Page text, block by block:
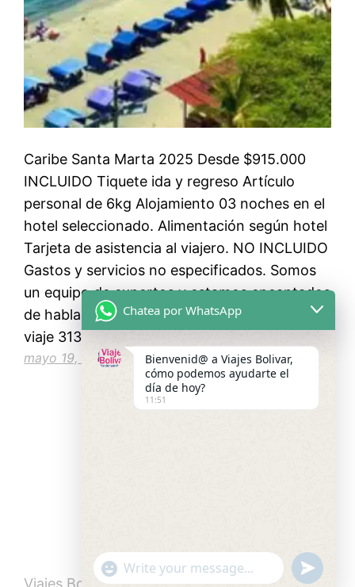
Caribe Santa Marta 2025 Desde $915.000
INCLUIDO Tiquete ida y regreso Artículo
personal de 6kg Alojamiento 03 noches en el
hotel seleccionado. Alimentación según hotel
Tarjeta de asistencia al viajero. NO INCLUIDO
Gastos y servicios no especificados. Somos
un equipo de expertos y estamos encantados
de hablar contigo para comenzar a planear tu
viaje 3136492191…
mayo 19, 2022
Viajes Bolivar Funciona gracias aWordPress
Chatea por WhatsApp
Bienvenid@ a Viajes Bolivar,
cómo podemos ayudarte el
día de hoy?
11:51
"+chaty_settings.lang.emoji_picker+"
WhatsApp
undefined